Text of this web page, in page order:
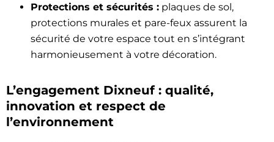
Protections et sécurités : plaques de sol,
protections murales et pare-feux assurent la
sécurité de votre espace tout en s’intégrant
harmonieusement à votre décoration.
L’engagement Dixneuf : qualité,
innovation et respect de
l’environnement